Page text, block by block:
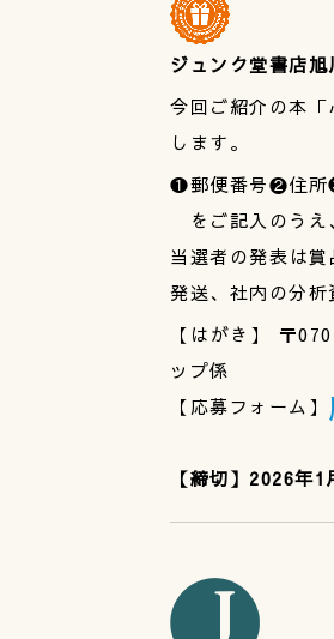
ジュンク堂書店旭
今回ご紹介の本
します。
❶郵便番号❷住所
をご記入のうえ
当選者の発表は
発送、社内の分
【はがき】 〒
ップ係
【応募フォーム】
【締切】2026年